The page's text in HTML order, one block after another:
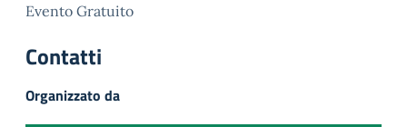
Evento Gratuito
Contatti
Organizzato da